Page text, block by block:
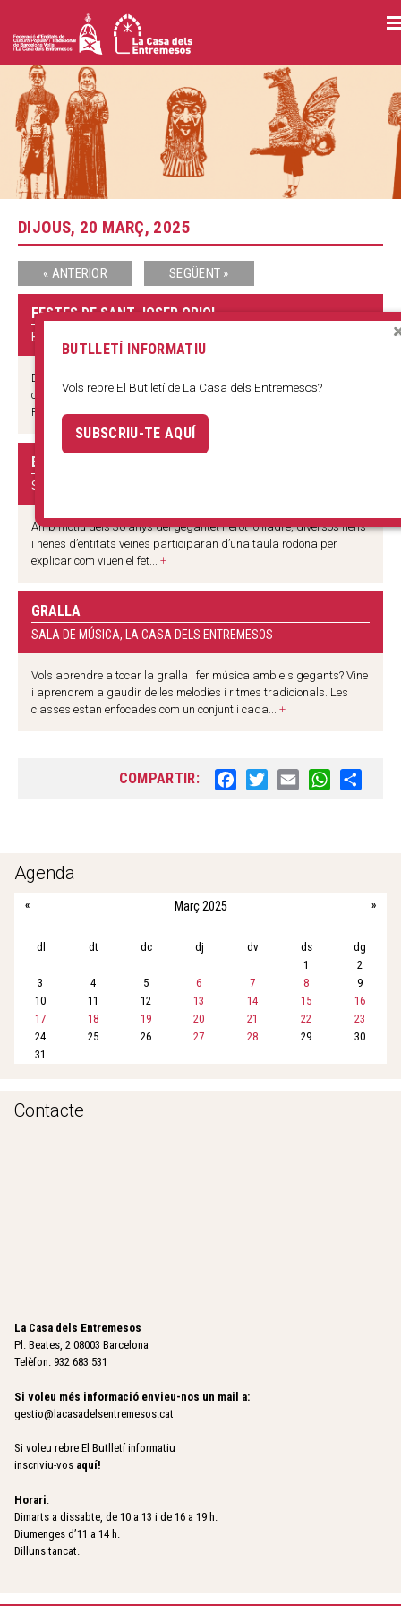
Vés
al
DIJOUS, 20 MARÇ, 2025
« ANTERIOR SEGÜENT »
FESTES DE SANT JOSEP ORIOL
BARRI DEL PI
DISSABTE 15 10.30 h Toc d’Inici de la festa amb el repic de
campanes del Pi. 11.00 h Pregó de les Festes a la Plaça del
Pi. Amb la presència...+
ELS GEGANTS DE LA CANALLA
SALA D'ACTES, LA CASA DELS ENTREMESOS
Amb motiu dels 30 anys del gegantet Perot lo lladre, diversos nens
i nenes d’entitats veïnes participaran d’una taula rodona per
explicar com viuen el fet... +
GRALLA
SALA DE MÚSICA, LA CASA DELS ENTREMESOS
Vols aprendre a tocar la gralla i fer música amb els gegants? Vine
i aprendrem a gaudir de les melodies i ritmes tradicionals. Les
classes estan enfocades com un conjunt i cada... +
COMPARTIR:
Agenda
Març 2025
« »
dl dt dc dj dv ds
dg
1
2
3
4 5 6 7 8
9
10
11 12 13 14 15
16
17
18 19 20 21 22
23
24
25 26 27 28 29
30
31
Contacte
La Casa dels Entremesos
Pl. Beates, 2 08003 Barcelona
Telèfon. 932 683 531
Si voleu més informació envieu-nos un mail a:
gestio@lacasadelsentremesos.cat
Si voleu rebre El Butlletí informatiu
inscriviu-vos aquí!
Horari:
Dimarts a dissabte, de 10 a 13 i de 16 a 19 h.
Diumenges d’11 a 14 h.
Dilluns tancat.
BUTLLETÍ INFORMATIU
Vols rebre El Butlletí de La Casa dels Entremesos?
SUBSCRIU-TE AQUÍ